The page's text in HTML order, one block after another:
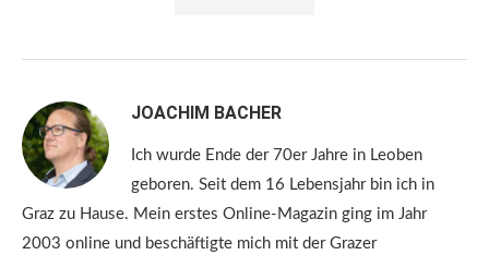
JOACHIM BACHER
Ich wurde Ende der 70er Jahre in Leoben
geboren. Seit dem 16 Lebensjahr bin ich in
Graz zu Hause. Mein erstes Online-Magazin ging im Jahr
2003 online und beschäftigte mich mit der Grazer